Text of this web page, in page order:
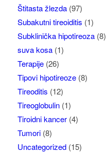
Štitasta žlezda(97)
Subakutni tireoiditis (1)
Subklinička hipotireoza(8)
suva kosa(1)
Terapije(26)
Tipovi hipotireoze(8)
Tireoditis (12)
Tireoglobulin(1)
Tiroidni kancer(4)
Tumori(8)
Uncategorized(15)